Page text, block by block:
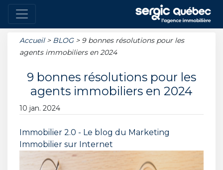
Accueil > BLOG > 9 bonnes résolutions pour les
agents immobiliers en 2024
9 bonnes résolutions pour les
agents immobiliers en 2024
10 jan. 2024
Immobilier 2.0 - Le blog du Marketing
Immobilier sur Internet